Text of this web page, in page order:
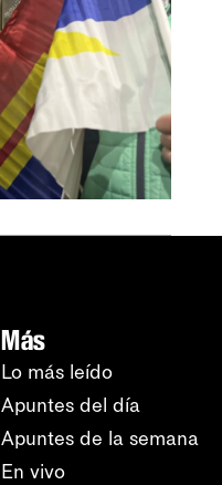
Más
Lo más leído
Apuntes del día
Apuntes de la semana
En vivo